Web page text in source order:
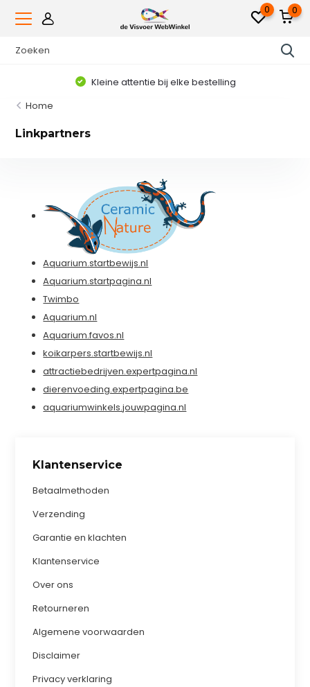
0 0
Kleine attentie bij elke bestelling
Home
Klantenservice
Betaalmethoden
Verzending
Garantie en klachten
Klantenservice
Over ons
Retourneren
Algemene voorwaarden
Disclaimer
Privacy verklaring
Linkpartners
Aquarium.startbewijs.nl
Aquarium.startpagina.nl
Twimbo
Aquarium.nl
Aquarium.favos.nl
koikarpers.startbewijs.nl
attractiebedrijven.expertpagina.nl
dierenvoeding.expertpagina.be
aquariumwinkels.jouwpagina.nl